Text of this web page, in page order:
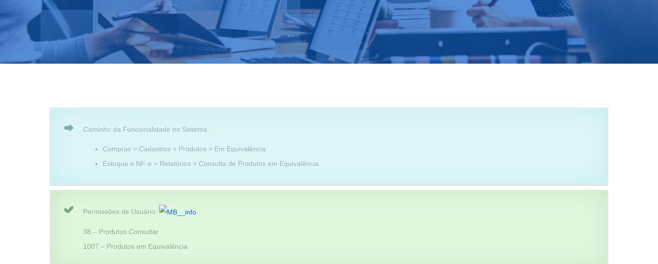
Caminho da Funcionalidade no Sistema:
Compras > Cadastros > Produtos > Em Equivalência
Estoque e NF-e > Relatórios > Consulta de Produtos em Equivalência
Permissões de Usuário:
38 – Produtos Consultar
1007 – Produtos em Equivalência